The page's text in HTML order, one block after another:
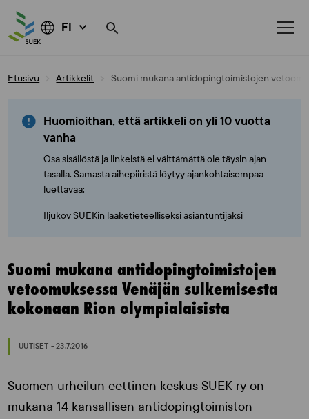
FI
Etusivu Artikkelit Suomi mukana antidopingtoimistojen
Huomioithan, että artikkeli on yli 10 vuotta
vanha
Osa sisällöstä ja linkeistä ei välttämättä ole täysin ajan
tasalla. Samasta aihepiiristä löytyy ajankohtaisempaa
luettavaa:
Iljukov SUEKin lääketieteelliseksi asiantuntijaksi
Suomi mukana antidopingtoimistojen
vetoomuksessa Venäjän sulkemisesta
kokonaan Rion olympialaisista
UUTISET - 23.7.2016
Suomen urheilun eettinen keskus SUEK ry on
mukana 14 kansallisen antidopingtoimiston